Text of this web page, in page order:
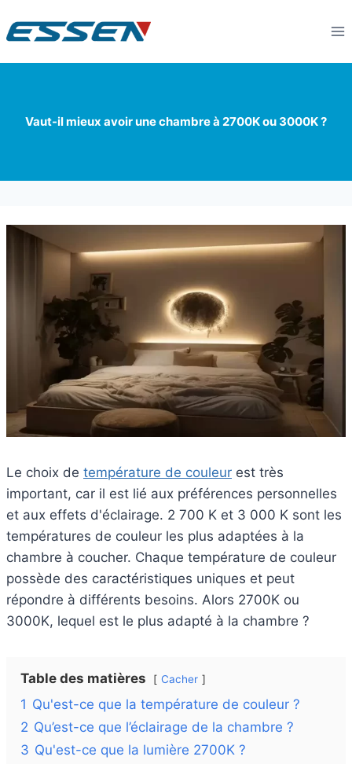
Vaut-il mieux avoir une chambre à 2700K ou 3000K ?
Le choix de température de couleur est très
important, car il est lié aux préférences personnelles
et aux effets d'éclairage. 2 700 K et 3 000 K sont les
températures de couleur les plus adaptées à la
chambre à coucher. Chaque température de couleur
possède des caractéristiques uniques et peut
répondre à différents besoins. Alors 2700K ou
3000K, lequel est le plus adapté à la chambre ?
Table des matières Cacher
1 Qu'est-ce que la température de couleur ?
2 Qu’est-ce que l’éclairage de la chambre ?
3 Qu'est-ce que la lumière 2700K ?